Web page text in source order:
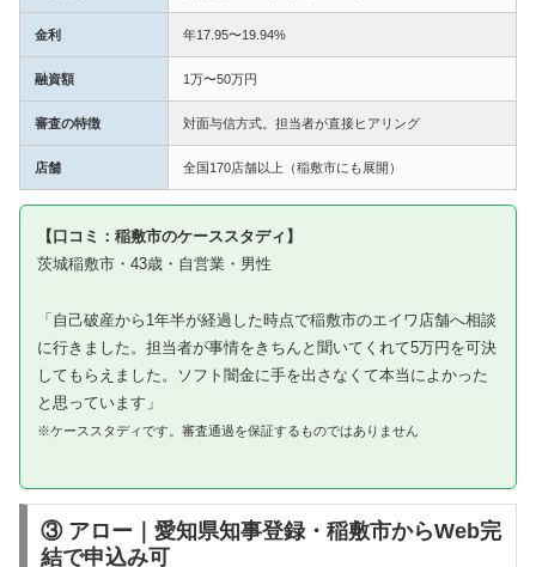
金利 年17.95〜19.94%
融資額 1万〜50万円
審査の特徴 対面与信方式。担当者が直接ヒアリング
店舗 全国170店舗以上（稲敷市にも展開）
【口コミ：稲敷市のケーススタディ】
茨城稲敷市・43歳・自営業・男性
「自己破産から1年半が経過した時点で稲敷市のエイワ店舗へ相談
に行きました。担当者が事情をきちんと聞いてくれて5万円を可決
してもらえました。ソフト闇金に手を出さなくて本当によかった
と思っています」
※ケーススタディです。審査通過を保証するものではありません
③ アロー｜愛知県知事登録・稲敷市からWeb完
結で申込み可